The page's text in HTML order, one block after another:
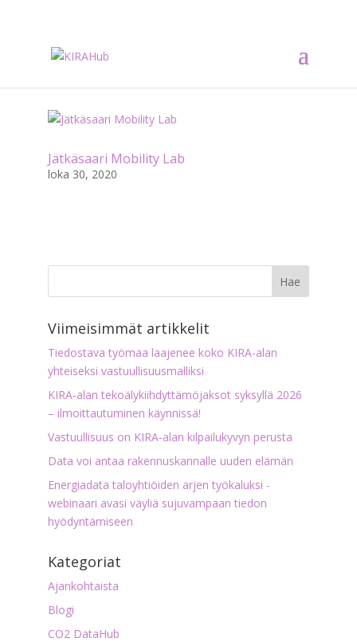
Jätkäsaari Mobility Lab
loka 30, 2020
Viimeisimmät artikkelit
Tiedostava työmaa laajenee koko KIRA-alan
yhteiseksi vastuullisuusmalliksi
KIRA-alan tekoälykiihdyttämöjaksot syksyllä 2026
– ilmoittautuminen käynnissä!
Vastuullisuus on KIRA-alan kilpailukyvyn perusta
Data voi antaa rakennuskannalle uuden elämän
Energiadata taloyhtiöiden arjen työkaluksi -
webinaari avasi väyliä sujuvampaan tiedon
hyödyntämiseen
Kategoriat
Ajankohtaista
Blogi
CO2 DataHub